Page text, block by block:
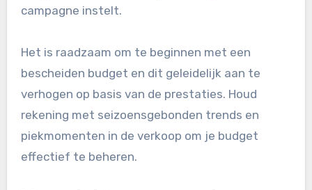
campagne instelt.
Het is raadzaam om te beginnen met een
bescheiden budget en dit geleidelijk aan te
verhogen op basis van de prestaties. Houd
rekening met seizoensgebonden trends en
piekmomenten in de verkoop om je budget
effectief te beheren.